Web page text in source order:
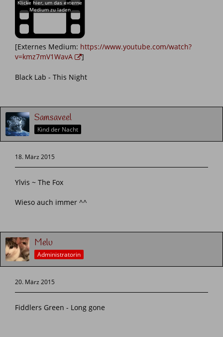
[Externes Medium: https://www.youtube.com/watch?
v=kmz7mV1WavA
]
Black Lab - This Night
Samsaveel
Kind der Nacht
18. März 2015
Ylvis ~ The Fox
Wieso auch immer ^^
Melu
Administratorin
20. März 2015
Fiddlers Green - Long gone